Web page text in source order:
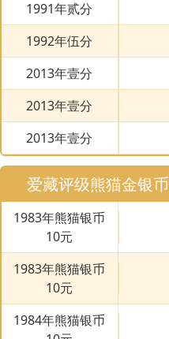
1991年贰分
1992年伍分
2013年壹分
2013年壹分
2013年壹分
爱藏评级熊猫金银
1983年熊猫银币
10元
1983年熊猫银币
10元
1984年熊猫银币